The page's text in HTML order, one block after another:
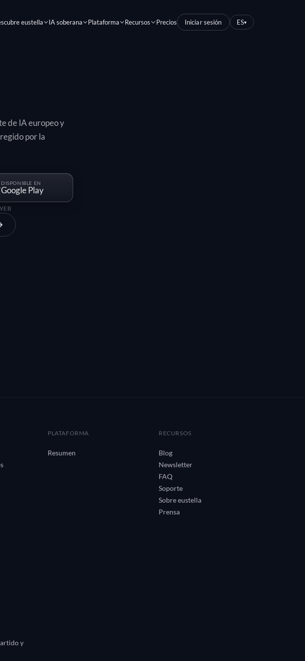
eustella IA soberana Plataforma Recursos Precios Iniciar sesión ES▾
de IA europeo y
por la
DISPONIBLE EN
Google Play
PLATAFORMA
Resumen
RECURSOS
Blog
Newsletter
FAQ
Soporte
Sobre eustella
Prensa
y